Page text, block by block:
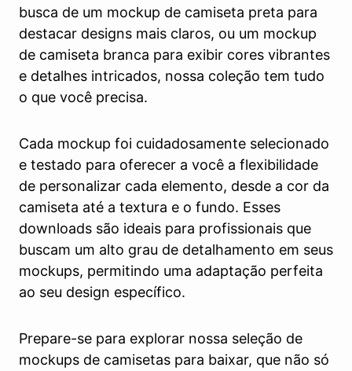
busca de um mockup de camiseta preta para
destacar designs mais claros, ou um mockup
de camiseta branca para exibir cores vibrantes
e detalhes intricados, nossa coleção tem tudo
o que você precisa.
Cada mockup foi cuidadosamente selecionado
e testado para oferecer a você a flexibilidade
de personalizar cada elemento, desde a cor da
camiseta até a textura e o fundo. Esses
downloads são ideais para profissionais que
buscam um alto grau de detalhamento em seus
mockups, permitindo uma adaptação perfeita
ao seu design específico.
Prepare-se para explorar nossa seleção de
mockups de camisetas para baixar, que não só